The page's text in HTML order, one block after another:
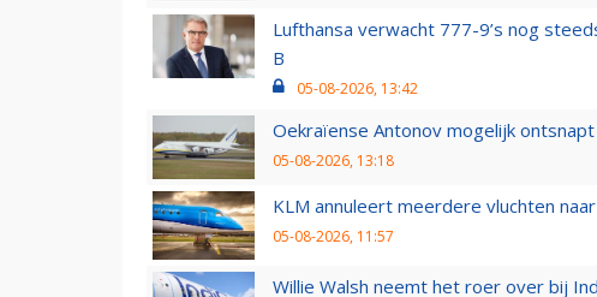
Lufthansa verwacht 777-9’s nog
B
05-08-2026, 13:42
Oekraïense Antonov mogelijk
05-08-2026, 13:18
KLM annuleert meerdere vluchten
05-08-2026, 11:57
Willie Walsh neemt het roer over bij